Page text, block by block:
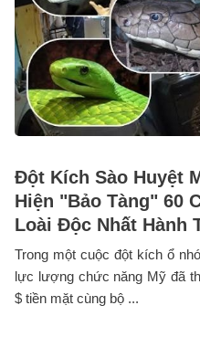
Đột Kích Sào Huyệt
Hiện "Bảo Tàng" 60
Loài Độc Nhất Hành
Trong một cuộc đột kích ổ
lực lượng chức năng Mỹ đã
$ tiền mặt cùng bộ ...